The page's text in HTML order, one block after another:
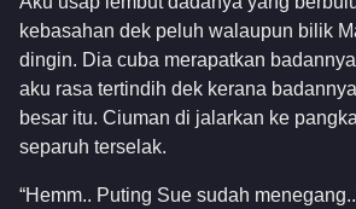
kebasahan dek peluh walaupun bilik
dingin. Dia cuba merapatkan
aku rasa tertindih dek kerana
besar itu. Ciuman di jalarkan ke
separuh terselak.
“Hemm.. Puting Sue sudah